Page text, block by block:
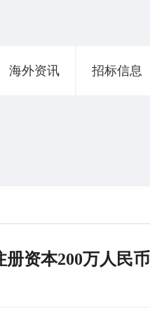
海外资讯 招标信息
资本200万人民币